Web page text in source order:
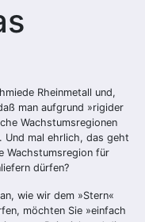
Rheinmetall und,
man aufgrund »rigider
Wachstumsregionen
Und mal ehrlich, das geht
Wachstumsregion für
dürfen?
wie wir dem »Stern«
möchten Sie »einfach